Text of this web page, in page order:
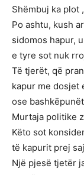
Shëmbuj ka plot
Po ashtu, kush
sidomos hapur,
e tyre sot nuk
Të tjerët, që
kapur me dosjet
ose
Murtaja politike
Këto sot
të kapurit prej
Një pjesë tjetër